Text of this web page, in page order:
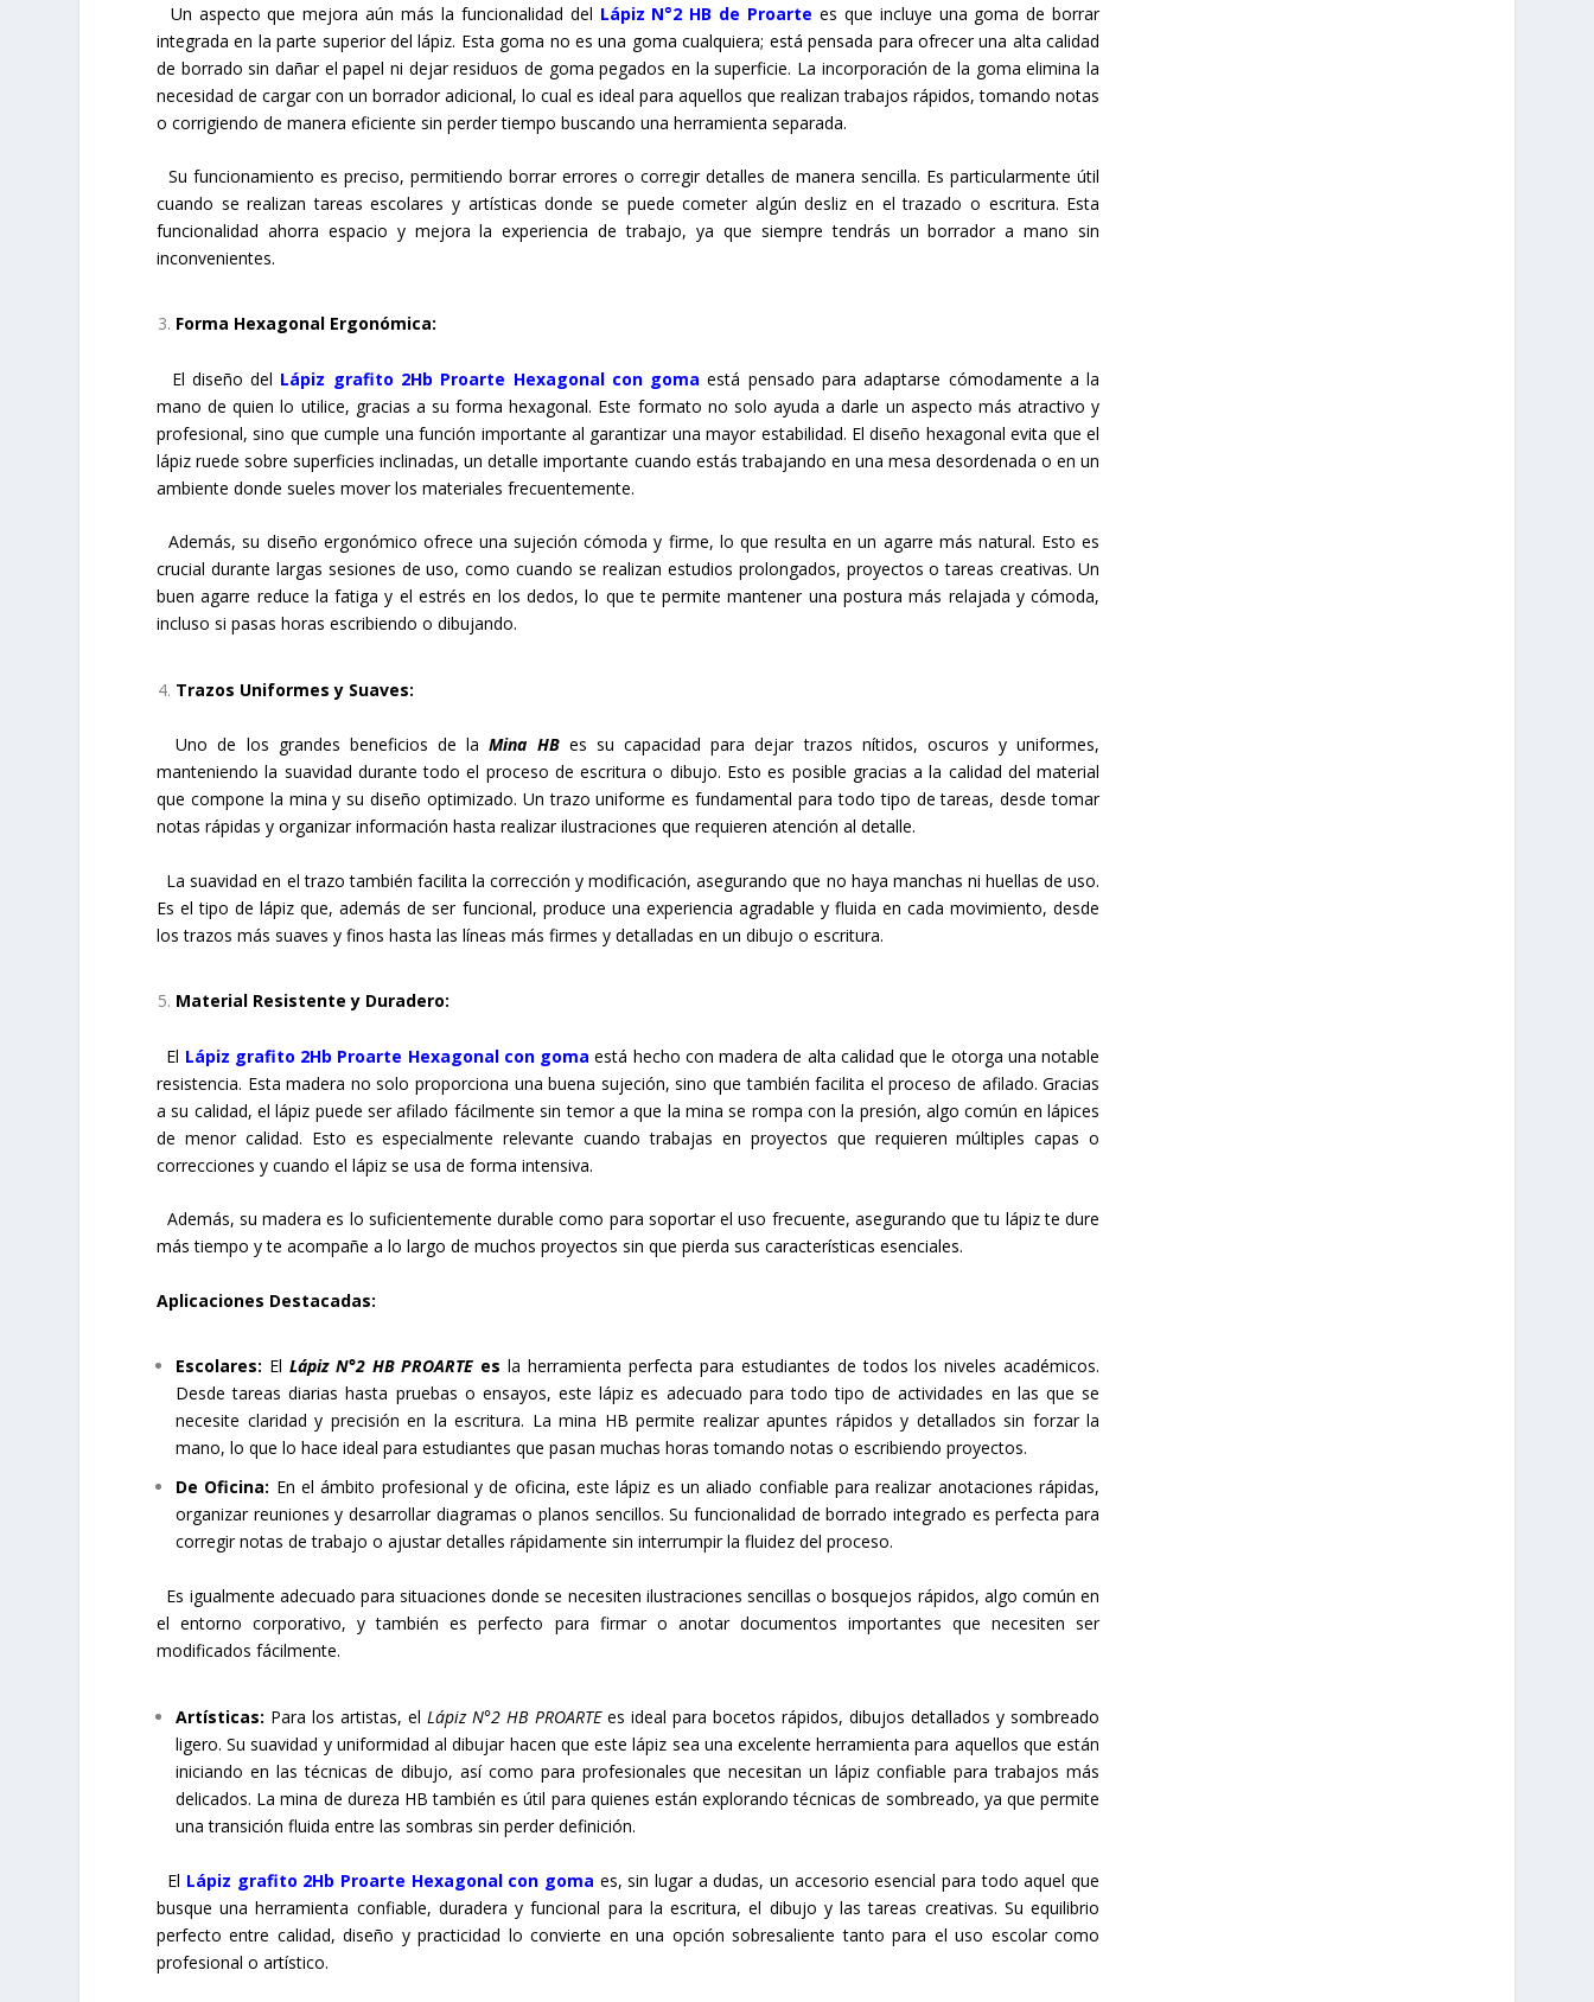
Un aspecto que mejora aún más la funcionalidad del Lápiz N°2 HB de Proarte es que incluye una goma de borrar
integrada en la parte superior del lápiz. Esta goma no es una goma cualquiera; está pensada para ofrecer una alta calidad
de borrado sin dañar el papel ni dejar residuos de goma pegados en la superficie. La incorporación de la goma elimina la
necesidad de cargar con un borrador adicional, lo cual es ideal para aquellos que realizan trabajos rápidos, tomando notas
o corrigiendo de manera eficiente sin perder tiempo buscando una herramienta separada.
Su funcionamiento es preciso, permitiendo borrar errores o corregir detalles de manera sencilla. Es particularmente útil
cuando se realizan tareas escolares y artísticas donde se puede cometer algún desliz en el trazado o escritura. Esta
funcionalidad ahorra espacio y mejora la experiencia de trabajo, ya que siempre tendrás un borrador a mano sin
inconvenientes.
Forma Hexagonal Ergonómica:
El diseño del Lápiz grafito 2Hb Proarte Hexagonal con goma está pensado para adaptarse cómodamente a la
mano de quien lo utilice, gracias a su forma hexagonal. Este formato no solo ayuda a darle un aspecto más atractivo y
profesional, sino que cumple una función importante al garantizar una mayor estabilidad. El diseño hexagonal evita que el
lápiz ruede sobre superficies inclinadas, un detalle importante cuando estás trabajando en una mesa desordenada o en un
ambiente donde sueles mover los materiales frecuentemente.
Además, su diseño ergonómico ofrece una sujeción cómoda y firme, lo que resulta en un agarre más natural. Esto es
crucial durante largas sesiones de uso, como cuando se realizan estudios prolongados, proyectos o tareas creativas. Un
buen agarre reduce la fatiga y el estrés en los dedos, lo que te permite mantener una postura más relajada y cómoda,
incluso si pasas horas escribiendo o dibujando.
Trazos Uniformes y Suaves:
Uno de los grandes beneficios de laMina HBes su capacidad para dejar trazos nítidos, oscuros y uniformes,
manteniendo la suavidad durante todo el proceso de escritura o dibujo. Esto es posible gracias a la calidad del material
que compone la mina y su diseño optimizado. Un trazo uniforme es fundamental para todo tipo de tareas, desde tomar
notas rápidas y organizar información hasta realizar ilustraciones que requieren atención al detalle.
La suavidad en el trazo también facilita la corrección y modificación, asegurando que no haya manchas ni huellas de uso.
Es el tipo de lápiz que, además de ser funcional, produce una experiencia agradable y fluida en cada movimiento, desde
los trazos más suaves y finos hasta las líneas más firmes y detalladas en un dibujo o escritura.
Material Resistente y Duradero:
El Lápiz grafito 2Hb Proarte Hexagonal con goma está hecho con madera de alta calidad que le otorga una notable
resistencia. Esta madera no solo proporciona una buena sujeción, sino que también facilita el proceso de afilado. Gracias
a su calidad, el lápiz puede ser afilado fácilmente sin temor a que la mina se rompa con la presión, algo común en lápices
de menor calidad. Esto es especialmente relevante cuando trabajas en proyectos que requieren múltiples capas o
correcciones y cuando el lápiz se usa de forma intensiva.
Además, su madera es lo suficientemente durable como para soportar el uso frecuente, asegurando que tu lápiz te dure
más tiempo y te acompañe a lo largo de muchos proyectos sin que pierda sus características esenciales.
Aplicaciones Destacadas:
Escolares: El Lápiz N°2 HB PROARTE esla herramienta perfecta para estudiantes de todos los niveles académicos.
Desde tareas diarias hasta pruebas o ensayos, este lápiz es adecuado para todo tipo de actividades en las que se
necesite claridad y precisión en la escritura. La mina HB permite realizar apuntes rápidos y detallados sin forzar la
mano, lo que lo hace ideal para estudiantes que pasan muchas horas tomando notas o escribiendo proyectos.
De Oficina: En el ámbito profesional y de oficina, este lápiz es un aliado confiable para realizar anotaciones rápidas,
organizar reuniones y desarrollar diagramas o planos sencillos. Su funcionalidad de borrado integrado es perfecta para
corregir notas de trabajo o ajustar detalles rápidamente sin interrumpir la fluidez del proceso.
Es igualmente adecuado para situaciones donde se necesiten ilustraciones sencillas o bosquejos rápidos, algo común en
el entorno corporativo, y también es perfecto para firmar o anotar documentos importantes que necesiten ser
modificados fácilmente.
Artísticas: Para los artistas, el Lápiz N°2 HB PROARTEes ideal para bocetos rápidos, dibujos detallados y sombreado
ligero. Su suavidad y uniformidad al dibujar hacen que este lápiz sea una excelente herramienta para aquellos que están
iniciando en las técnicas de dibujo, así como para profesionales que necesitan un lápiz confiable para trabajos más
delicados. La mina de dureza HB también es útil para quienes están explorando técnicas de sombreado, ya que permite
una transición fluida entre las sombras sin perder definición.
El Lápiz grafito 2Hb Proarte Hexagonal con goma es, sin lugar a dudas, un accesorio esencial para todo aquel que
busque una herramienta confiable, duradera y funcional para la escritura, el dibujo y las tareas creativas. Su equilibrio
perfecto entre calidad, diseño y practicidad lo convierte en una opción sobresaliente tanto para el uso escolar como
profesional o artístico.